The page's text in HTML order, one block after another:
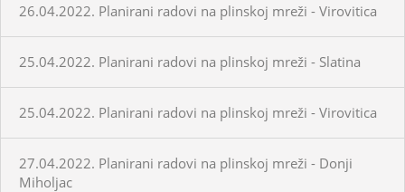
26.04.2022. Planirani radovi na plinskoj mreži - Virovitica
25.04.2022. Planirani radovi na plinskoj mreži - Slatina
25.04.2022. Planirani radovi na plinskoj mreži - Virovitica
27.04.2022. Planirani radovi na plinskoj mreži - Donji
Miholjac